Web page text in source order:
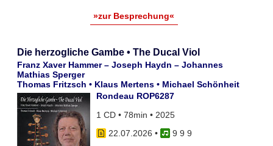
»zur Besprechung«
Die herzogliche Gambe • The Ducal Viol
Franz Xaver Hammer – Joseph Haydn – Johannes
Mathias Sperger
Thomas Fritzsch • Klaus Mertens • Michael Schönheit
Rondeau ROP6287
1 CD • 78min • 2025
22.07.2026 •
9 9 9